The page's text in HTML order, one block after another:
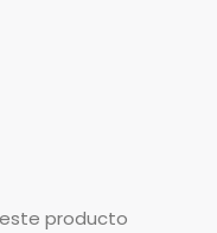
producto